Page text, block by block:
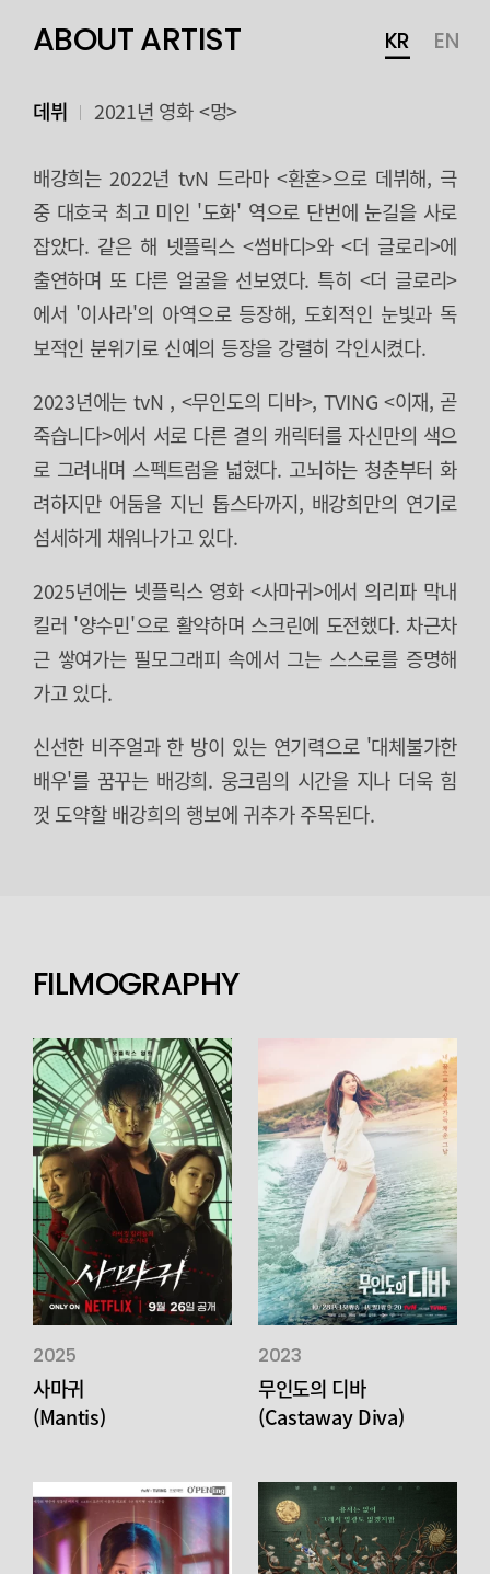
ABOUT ARTIST KR EN
데뷔 2021년 영화 <멍>
배강희는 2022년 tvN 드라마 <환혼>으로 데뷔해, 극
중 대호국 최고 미인 '도화' 역으로 단번에 눈길을 사로
잡았다. 같은 해 넷플릭스 <썸바디>와 <더 글로리>에
출연하며 또 다른 얼굴을 선보였다. 특히 <더 글로리>
에서 '이사라'의 아역으로 등장해, 도회적인 눈빛과 독
보적인 분위기로 신예의 등장을 강렬히 각인시켰다.
2023년에는 tvN , <무인도의 디바>, TVING <이재, 곧
죽습니다>에서 서로 다른 결의 캐릭터를 자신만의 색으
로 그려내며 스펙트럼을 넓혔다. 고뇌하는 청춘부터 화
려하지만 어둠을 지닌 톱스타까지, 배강희만의 연기로
섬세하게 채워나가고 있다.
2025년에는 넷플릭스 영화 <사마귀>에서 의리파 막내
킬러 '양수민'으로 활약하며 스크린에 도전했다. 차근차
근 쌓여가는 필모그래피 속에서 그는 스스로를 증명해
가고 있다.
신선한 비주얼과 한 방이 있는 연기력으로 '대체불가한
배우'를 꿈꾸는 배강희. 웅크림의 시간을 지나 더욱 힘
껏 도약할 배강희의 행보에 귀추가 주목된다.
FILMOGRAPHY
2025
사마귀
(Mantis)
2023
무인도의 디바
(Castaway Diva)